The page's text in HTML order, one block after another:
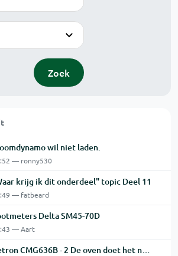
Zoek
wil niet laden.
— ronny530
krijg ik dit onderdeel" topic Deel 11
— fatbeard
Delta SM45-70D
— Aart
Bosch magnetron CMG636B - 2 De oven doet het niet goed.